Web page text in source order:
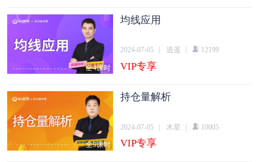
全4课时
均线应用
2024-07-05 逍遥 12199
VIP专享
全9课时
持仓量解析
2024-07-05 | 木星 | 10005
VIP专享